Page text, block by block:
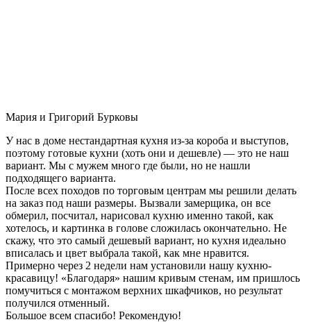
Мария и Григорий Бурковы
У нас в доме нестандартная кухня из-за короба и выступов,
поэтому готовые кухни (хоть они и дешевле) — это не наш
вариант. Мы с мужем много где были, но не нашли
подходящего варианта.
После всех походов по торговым центрам мы решили делать
на заказ под наши размеры. Вызвали замерщика, он все
обмерил, посчитал, нарисовал кухню именно такой, как
хотелось, и картинка в голове сложилась окончательно. Не
скажу, что это самый дешевый вариант, но кухня идеально
вписалась и цвет выбрала такой, как мне нравится.
Примерно через 2 недели нам установили нашу кухню-
красавицу! «Благодаря» нашим кривым стенам, им пришлось
помучиться с монтажом верхних шкафчиков, но результат
получился отменный.
Большое всем спасибо! Рекомендую!